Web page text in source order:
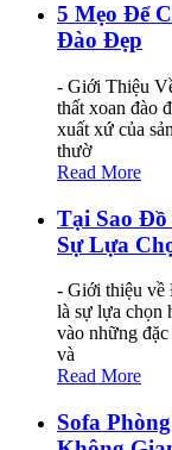
5 Mẹo Để
Đào Đẹp
- Giới Thiệu
thất xoan đào
xuất xứ của
thườ
Read More
Tại Sao
Sự Lựa
- Giới thiệu về
là sự lựa chọn
vào những
và
Read More
Sofa